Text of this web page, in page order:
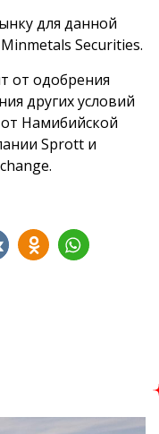
для данной
Securities.
от одобрения
других условий
Намибийской
Sprott и